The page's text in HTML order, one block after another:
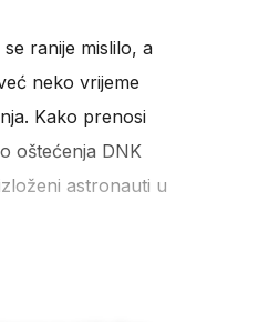
ranije mislilo, a
neko vrijeme
Kako prenosi
oštećenja DNK
astronauti u